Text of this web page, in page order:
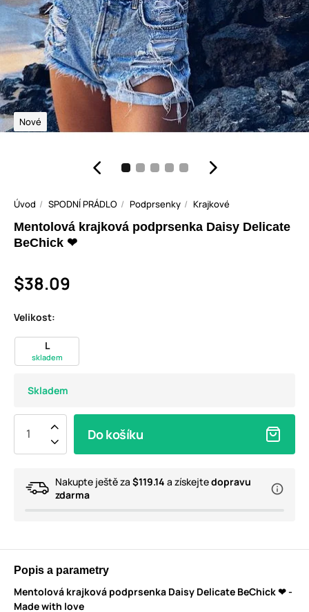
Nové
Úvod SPODNÍ PRÁDLO Podprsenky Krajkové
Mentolová krajková podprsenka Daisy Delicate
BeChick ❤
$38.09
Velikost:
L
skladem
Skladem
Do košíku
Nakupte ještě za $119.14 a získejtedopravu
zdarma
Popis a parametry
Mentolová krajková podprsenka Daisy Delicate BeChick ❤ -
Made with love